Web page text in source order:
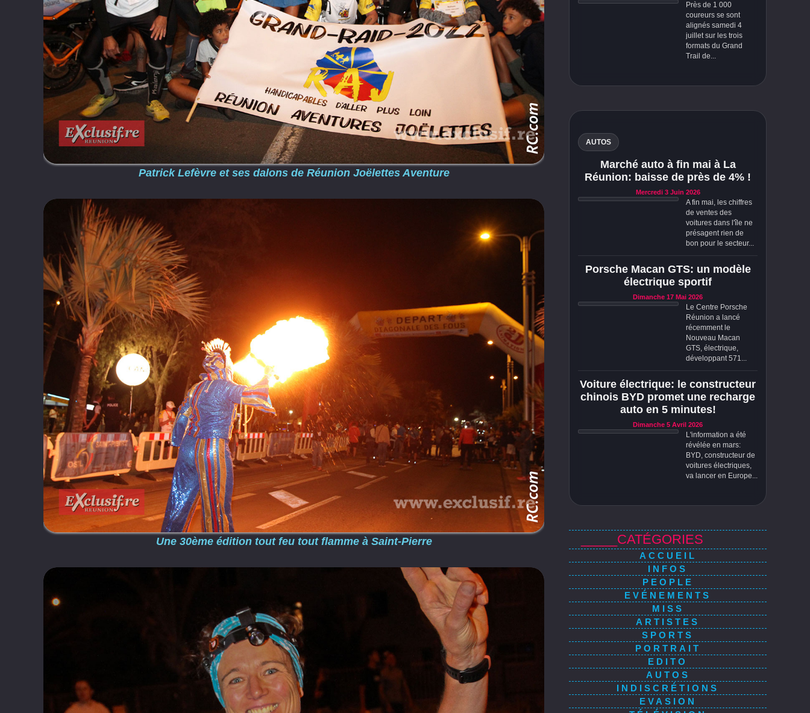
Patrick Lefèvre et ses dalons de Réunion Joëlettes Aventure
Une 30ème édition tout feu tout flamme à Saint-Pierre
Près de 1 000
coureurs se sont
alignés samedi 4
juillet sur les trois
formats du Grand
Trail de...
AUTOS
Marché auto à fin mai à La
Réunion: baisse de près de 4% !
Mercredi 3 Juin 2026
A fin mai, les chiffres
de ventes des
voitures dans l'île ne
présagent rien de
bon pour le secteur...
Porsche Macan GTS: un modèle
électrique sportif
Dimanche 17 Mai 2026
Le Centre Porsche
Réunion a lancé
récemment le
Nouveau Macan
GTS, électrique,
développant 571...
Voiture électrique: le constructeur
chinois BYD promet une recharge
auto en 5 minutes!
Dimanche 5 Avril 2026
L'information a été
révélée en mars:
BYD, constructeur de
voitures électriques,
va lancer en Europe...
_____CATÉGORIES
ACCUEIL
INFOS
PEOPLE
EVÉNEMENTS
MISS
ARTISTES
SPORTS
PORTRAIT
EDITO
AUTOS
INDISCRÉTIONS
EVASION